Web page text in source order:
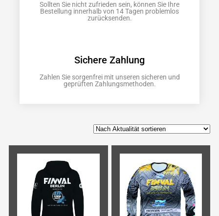
Sollten Sie nicht zufrieden sein, können Sie Ihre
Bestellung innerhalb von 14 Tagen problemlos
zurücksenden.
Sichere Zahlung
Zahlen Sie sorgenfrei mit unseren sicheren und
geprüften Zahlungsmethoden.